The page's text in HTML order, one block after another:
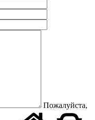
Пожалуйста,